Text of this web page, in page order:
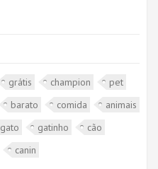
grátis champion
pet
barato comida
animais
gato gatinho
cão
canin